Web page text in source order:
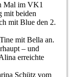
Mal im VK1
mit beiden
mit Blue den 2.
mit Bella an.
– und
erreichte
Schütz vom